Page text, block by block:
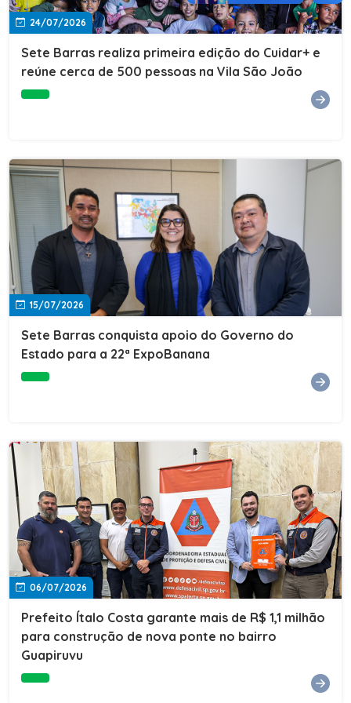
24/07/2026
Sete Barras realiza primeira edição do Cuidar+ e
reúne cerca de 500 pessoas na Vila São João
15/07/2026
Sete Barras conquista apoio do Governo do
Estado para a 22ª ExpoBanana
06/07/2026
Prefeito Ítalo Costa garante mais de R$ 1,1 milhão
para construção de nova ponte no bairro
Guapiruvu